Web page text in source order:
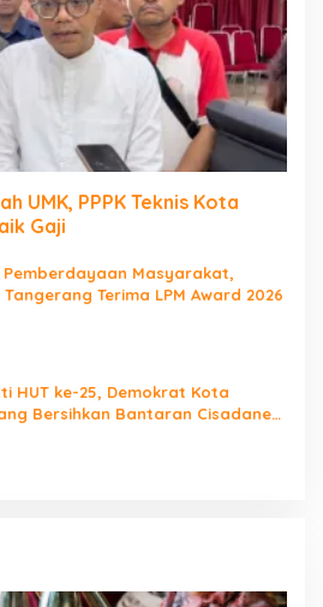
UMK, PPPK Teknis Kota
Gaji
Pemberdayaan Masyarakat,
Terima LPM Award 2026
HUT ke-25, Demokrat Kota
Bersihkan Bantaran Cisadane